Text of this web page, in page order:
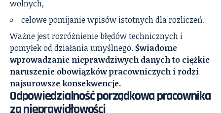
wolnych,
celowe pomijanie wpisów istotnych dla rozliczeń.
Ważne jest rozróżnienie błędów technicznych i
pomyłek od działania umyślnego.Świadome
wprowadzanie nieprawdziwych danych to ciężkie
naruszenie obowiązków pracowniczych i rodzi
najsurowsze konsekwencje.
Odpowiedzialność porządkowa pracownika
za nieprawidłowości